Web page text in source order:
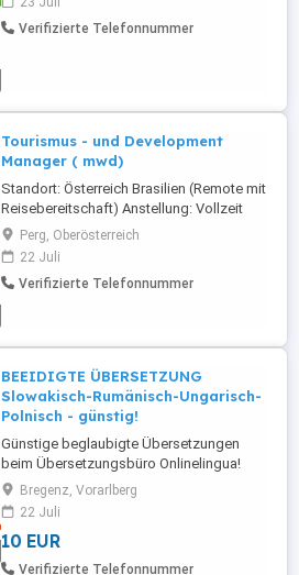
Verifizierte Telefonnummer
Tourismus - und Development
Manager ( mwd)
Standort: Österreich Brasilien (Remote mit
Reisebereitschaft) Anstellung: Vollzeit
oder Teilzeit (nach Vereinbarung) Start:
Ab sofort Über uns : Wir bauen zzt ein
innovatives österreichisch-brasilianisches
Tourismus-Start-up mit der Vision,
Perg, Oberösterreich
22 Juli
Verifizierte Telefonnummer
BEEIDIGTE ÜBERSETZUNG
Slowakisch-Rumänisch-Ungarisch-
Polnisch - günstig!
Günstige beglaubigte Übersetzungen
beim Übersetzungsbüro Onlinelingua!
Unser Angebot: Übersetzung von
Verträgen, Urkunden, Vollmachten,
Notariatsakten, Strafregisterauszügen,
Zeugnissen, Führerscheinen, etc. Jede
Übersetzung gerne mit offizieller amtlicher
Bregenz, Vorarlberg
22 Juli
10 EUR
Verifizierte Telefonnummer